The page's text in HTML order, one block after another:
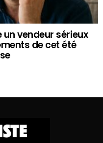
vendeur sérieux
de cet été